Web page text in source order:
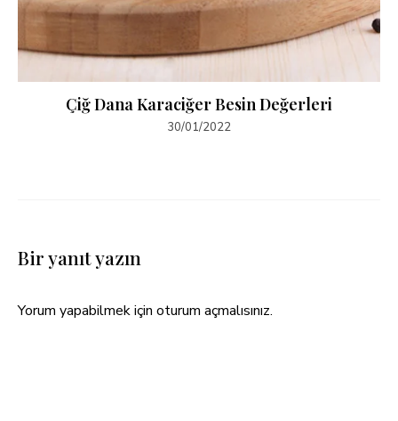
Çiğ Dana Karaciğer Besin Değerleri
30/01/2022
Bir yanıt yazın
Yorum yapabilmek için oturum açmalısınız.